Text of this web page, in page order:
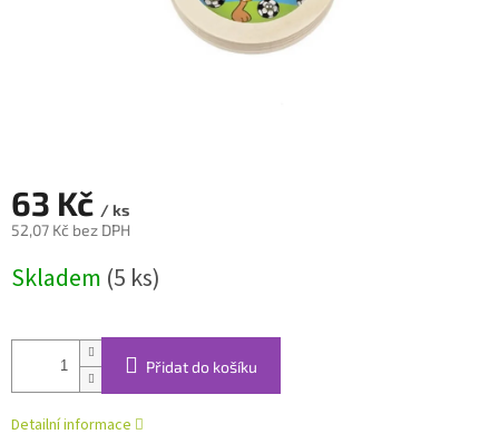
63 Kč / ks
52,07 Kč bez DPH
cena:
Skladem (5 ks)
Přidat do košíku
Detailní informace